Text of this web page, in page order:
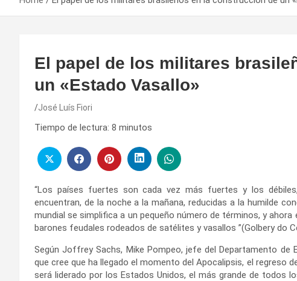
El papel de los militares
un «Estado Vasallo»
José Luís Fiori
Tiempo de lectura: 8 minutos
“Los países fuertes son cada vez más fuertes y los
encuentran, de la noche a la mañana, reducidas a la humilde
mundial se simplifica a un pequeño número de términos, y
barones feudales rodeados de satélites y vasallos ”(Golbery do
Según Joffrey Sachs, Mike Pompeo, jefe del Departamento de
que cree que ha llegado el momento del Apocalipsis, el regreso
será liderado por los Estados Unidos, el más grande de todos